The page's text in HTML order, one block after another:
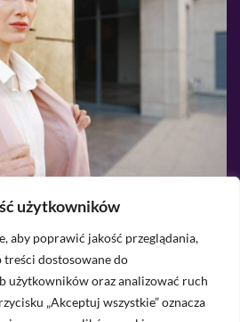
użytkowników
aby poprawić jakość przeglądania,
dostosowane do
użytkowników oraz analizować ruch
„Akceptuj wszystkie” oznacza
założyć na rozprawę